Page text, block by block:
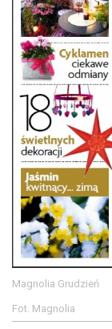
Magnolia Grudzień
Fot. Magnolia